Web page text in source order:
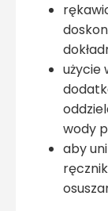
użycie
wody
aby